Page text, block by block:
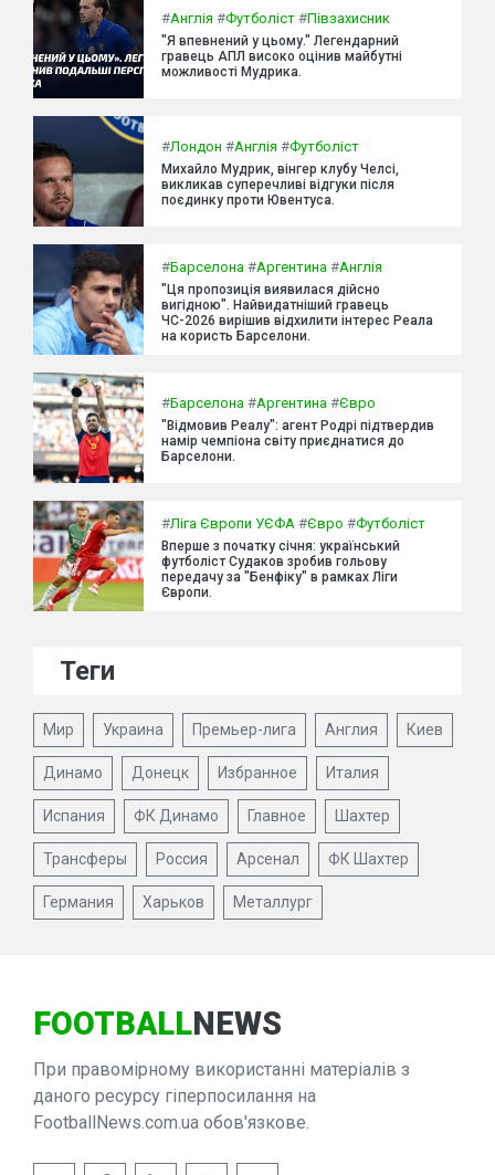
#Англія #Футболіст #Півзахисник
"Я впевнений у цьому." Легендарний
гравець АПЛ високо оцінив майбутні
можливості Мудрика.
#Лондон #Англія #Футболіст
Михайло Мудрик, вінгер клубу Челсі,
викликав суперечливі відгуки після
поєдинку проти Ювентуса.
#Барселона #Аргентина #Англія
"Ця пропозиція виявилася дійсно
вигідною". Найвидатніший гравець
ЧС-2026 вирішив відхилити інтерес Реала
на користь Барселони.
#Барселона #Аргентина #Євро
"Відмовив Реалу": агент Родрі підтвердив
намір чемпіона світу приєднатися до
Барселони.
#Ліга Європи УЄФА #Євро #Футболіст
Вперше з початку січня: український
футболіст Судаков зробив гольову
передачу за "Бенфіку" в рамках Ліги
Європи.
Теги
Мир Украина Премьер-лига Англия Киев
Динамо Донецк Избранное Италия
Испания ФК Динамо Главное Шахтер
Трансферы Россия Арсенал ФК Шахтер
Германия Харьков Металлург
FOOTBALLNEWS
При правомірному використанні матеріалів з
даного ресурсу гіперпосилання на
FootballNews.com.ua обов'язкове.